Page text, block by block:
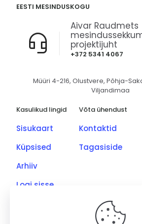
EESTI MESINDUSKOGU
+372 5341 4067
Aivar Raudmets
projektijuht
Müüri 4-216, Olustvere, Põhja-
Viljandimaa
Kasulikud lingid
Sisukaart
Küpsised
Arhiiv
Logi sisse
Võta ühendust
Kontaktid
Tagasiside